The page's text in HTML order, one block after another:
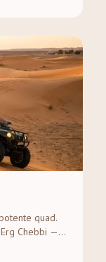
quad.
Chebbi —